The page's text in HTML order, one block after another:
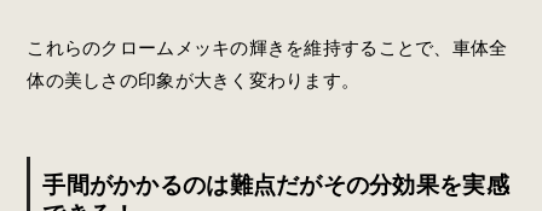
これらのクロームメッキの輝きを維持することで、車体全
体の美しさの印象が大きく変わります。
手間がかかるのは難点だがその分効果を実感